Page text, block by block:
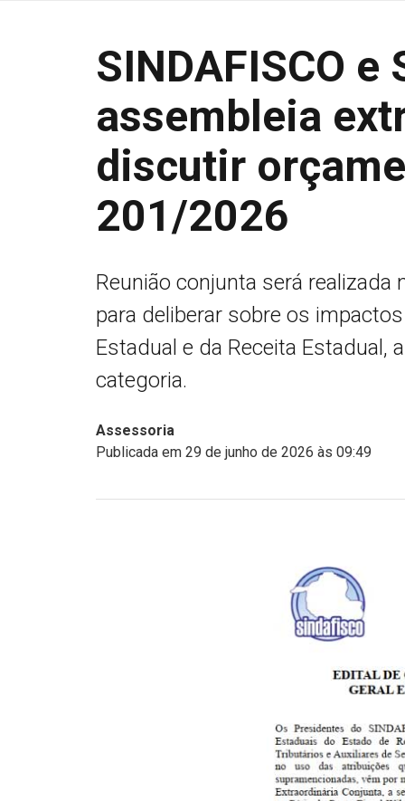
SINDAFISCO e
assembleia
discutir
201/2026
Reunião conjunta será realizada
para deliberar sobre os
Estadual e da Receita Estadual,
categoria.
Assessoria
Publicada em 29 de junho de 2026 às 09:49